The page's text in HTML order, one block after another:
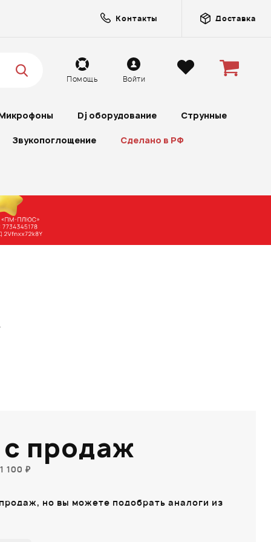
Контакты Доставка
Помощь Войти
Dj оборудование Струнные
Звукопоглощение Сделано в РФ
продаж
100 ₽
но вы можете подобрать аналоги из